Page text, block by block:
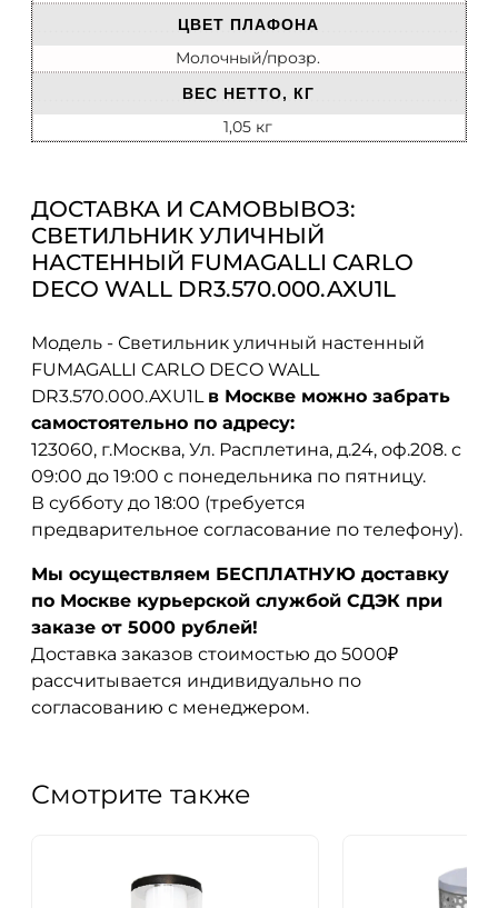
ЦВЕТ ПЛАФОНА
Молочный/прозр.
ВЕС НЕТТО, КГ
1,05 кг
ДОСТАВКА И САМОВЫВОЗ:
СВЕТИЛЬНИК УЛИЧНЫЙ
НАСТЕННЫЙ FUMAGALLI CARLO
DECO WALL DR3.570.000.AXU1L
Модель - Светильник уличный настенный
FUMAGALLI CARLO DECO WALL
DR3.570.000.AXU1L в Москве можно забрать
самостоятельно по адресу:
123060, г.Москва, Ул. Расплетина, д.24, оф.208. с
09:00 до 19:00 с понедельника по пятницу.
В субботу до 18:00 (требуется
предварительное согласование по телефону).
Мы осуществляем БЕСПЛАТНУЮ доставку
по Москве курьерской службой СДЭК при
заказе от 5000 рублей!
Доставка заказов стоимостью до 5000₽
рассчитывается индивидуально по
согласованию с менеджером.
Смотрите также